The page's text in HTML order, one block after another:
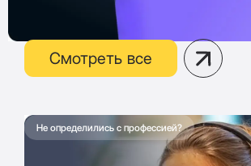
Смотреть все
Не определились с профессией?